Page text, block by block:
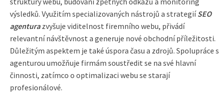
výsledků. Využitím specializovaných nástrojů a strategiíSEO
agenturazvyšuje viditelnost firemního webu, přivádí
relevantní návštěvnost a generuje nové obchodní příležitosti.
Důležitým aspektem je také úspora času a zdrojů. Spolupráce s
agenturou umožňuje firmám soustředit se na své hlavní
činnosti, zatímco o optimalizaci webu se starají
profesionálové.